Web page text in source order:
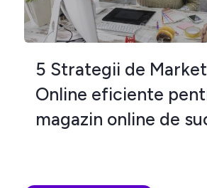
5 Strategii de
Online eficiente
magazin online de